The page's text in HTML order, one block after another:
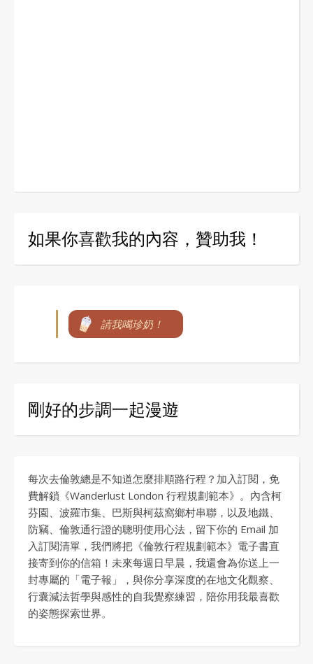
如果你喜歡我的內容，贊助我！
請我喝珍奶！
剛好的步調一起漫遊
每次去倫敦總是不知道怎麼排順路行程？加入訂閱，免
費解鎖《Wanderlust London 行程規劃範本》。內含柯
芬園、波羅市集、巴斯與柯茲窩鄉村串聯，以及地鐵、
防竊、倫敦通行證的聰明使用心法，留下你的 Email 加
入訂閱清單，我們將把《倫敦行程規劃範本》電子書直
接寄到你的信箱！未來每週日早晨，我還會為你送上一
封專屬的「電子報」，與你分享深度的在地文化觀察、
行囊減法哲學與感性的自我覺察練習，陪你用我最喜歡
的姿態探索世界。